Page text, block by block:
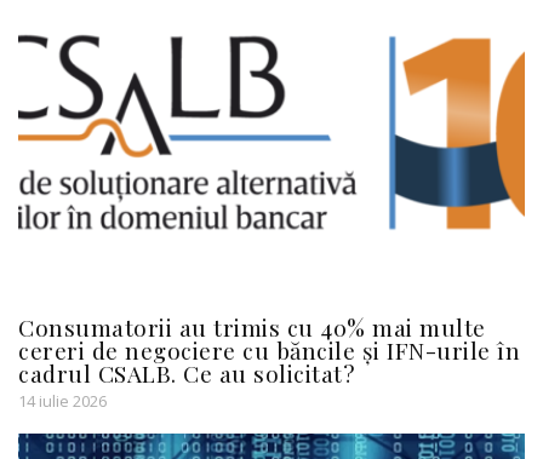
Consumatorii au trimis cu 40% mai multe
cereri de negociere cu băncile și IFN-urile în
cadrul CSALB. Ce au solicitat?
14 iulie 2026